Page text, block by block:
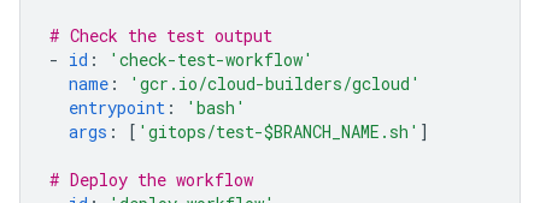
# Check the test output
- id :
'check-test-workflow'
name :
'gcr.io/cloud-builders/gcloud'
entrypoint :
'bash'
args : [ 'gitops/test-$BRANCH_NAME.sh' ]
# Deploy the workflow